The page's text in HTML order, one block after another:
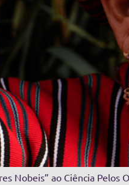
Nobeis” ao Ciência Pelos